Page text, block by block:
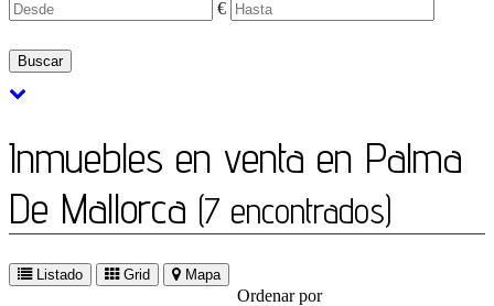
€
Buscar
Inmuebles en venta en Palma
De Mallorca (7 encontrados)
Listado Grid Mapa
Ordenar por